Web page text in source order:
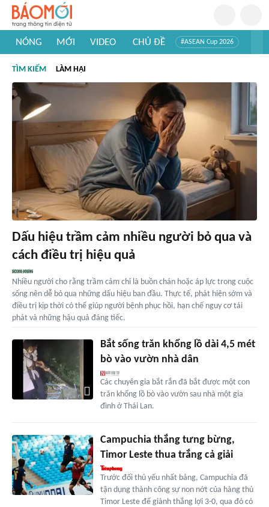
NÓNG MỚI VIDEO CHỦ ĐỀ #ASEAN Cup 2026
#Khám phá Việt Nam
TÌM KIẾM LÀM HẠI
Dấu hiệu trầm cảm nhiều người bỏ qua và
cách điều trị hiệu quả
Nhiều người cho rằng trầm cảm chỉ là buồn chán hoặc áp lực trong cuộc
sống nên dễ bỏ qua những dấu hiệu ban đầu. Thực tế, phát hiện sớm và
điều trị kịp thời có thể giúp người bệnh phục hồi, hạn chế nguy cơ tái
phát và những hậu quả đáng tiếc.
Bắt sống trăn khổng lồ dài 4,5 mét
bò vào vườn nhà dân
Các chuyên gia bắt rắn đã bắt được một con
trăn khổng lồ bò vào vườn sau nhà một gia
đình ở Thái Lan.
Campuchia thắng tưng bừng,
Timor Leste thua trắng cả giải
Trước đối thủ yếu nhất bảng, Campuchia đã
tận dụng thành công sự non nớt của hàng thủ
Timor Leste để giành thắng lợi 3-0, qua đó có